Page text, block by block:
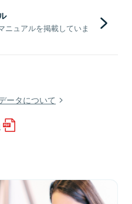
ニュアルを掲載していま
ータについて